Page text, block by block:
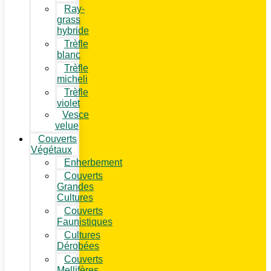
Ray-
grass
hybride
Trèfle
blanc
Trèfle
micheli
Trèfle
violet
Vesce
velue
Couverts
Végétaux
Enherbement
Couverts
Grandes
Cultures
Couverts
Faunistiques
Cultures
Dérobées
Couverts